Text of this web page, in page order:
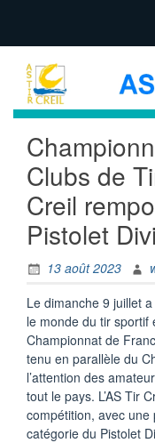
Clubs de
Creil
Pistolet
13 août 2023
Le dimanche 9 juillet
le monde du tir sportif
Championnat de
tenu en parallèle du
l’attention des
tout le pays. L’AS Tir
compétition, avec
catégorie du Pistolet